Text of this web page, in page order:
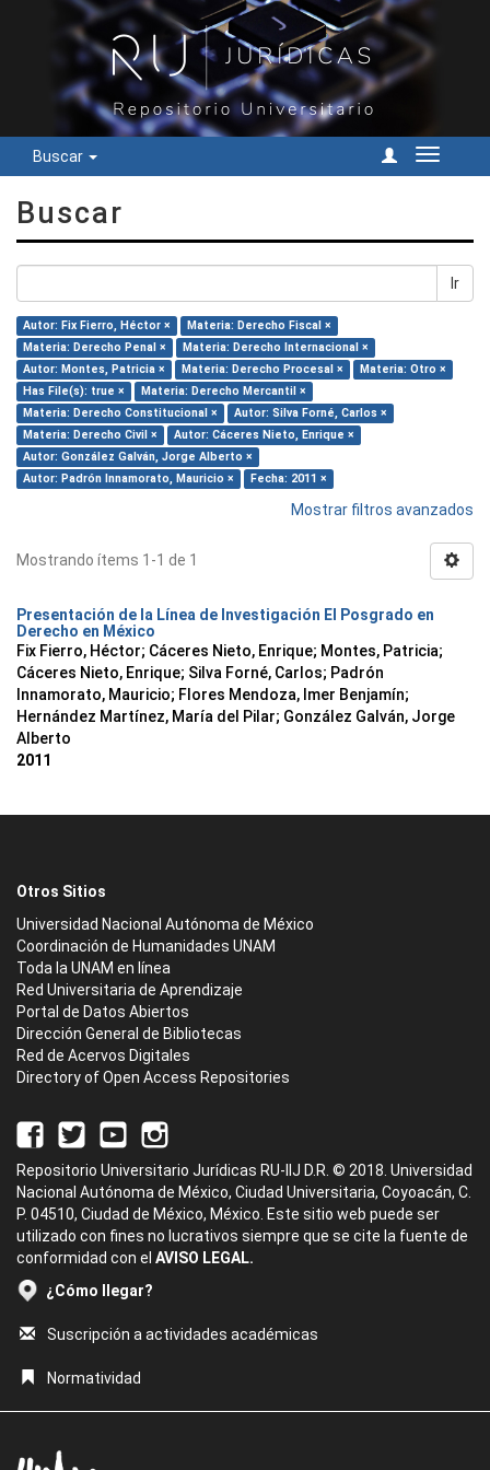
Buscar
Cambiar
Buscar
Ir
Autor: Fix Fierro, Héctor ×
Materia: Derecho Fiscal ×
Materia: Derecho Penal ×
Materia: Derecho Internacional ×
Autor: Montes, Patricia ×
Materia: Derecho Procesal ×
Materia: Otro ×
Has File(s): true ×
Materia: Derecho Mercantil ×
Materia: Derecho Constitucional ×
Autor: Silva Forné, Carlos ×
Materia: Derecho Civil ×
Autor: Cáceres Nieto, Enrique ×
Autor: González Galván, Jorge Alberto ×
Autor: Padrón Innamorato, Mauricio ×
Fecha: 2011 ×
Mostrar filtros avanzados
Mostrando ítems 1-1 de 1
Presentación de la Línea de Investigación El Posgrado en
Derecho en México
Fix Fierro, Héctor; Cáceres Nieto, Enrique; Montes, Patricia;
Cáceres Nieto, Enrique; Silva Forné, Carlos; Padrón
Innamorato, Mauricio; Flores Mendoza, Imer Benjamín;
Hernández Martínez, María del Pilar; González Galván, Jorge
Alberto
2011
Otros Sitios
Universidad Nacional Autónoma de México
Coordinación de Humanidades UNAM
Toda la UNAM en línea
Red Universitaria de Aprendizaje
Portal de Datos Abiertos
Dirección General de Bibliotecas
Red de Acervos Digitales
Directory of Open Access Repositories
Repositorio Universitario Jurídicas RU-IIJ D.R. © 2018. Universidad
Nacional Autónoma de México, Ciudad Universitaria, Coyoacán, C.
P. 04510, Ciudad de México, México. Este sitio web puede ser
utilizado con fines no lucrativos siempre que se cite la fuente de
conformidad con el AVISO LEGAL.
¿Cómo llegar?
Suscripción a actividades académicas
Normatividad